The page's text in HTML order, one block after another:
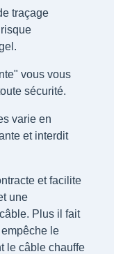
traçage
vous vous
sécurité.
varie en
et interdit
et facilite
une
Plus il fait
le
le câble chauffe